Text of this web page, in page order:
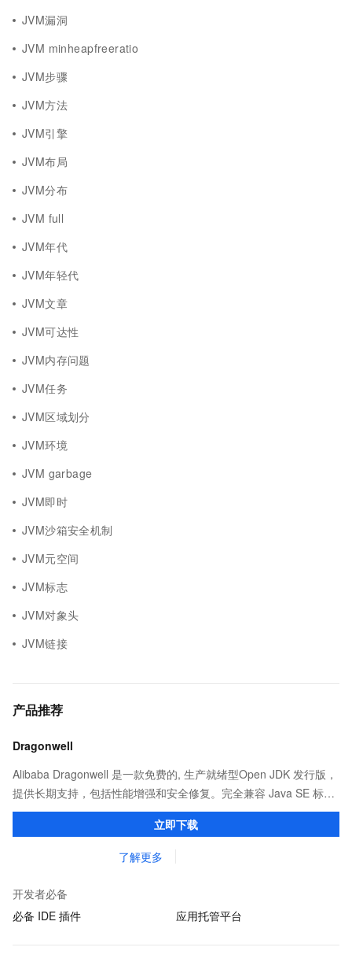
JVM漏洞
JVM minheapfreeratio
JVM步骤
JVM方法
JVM引擎
JVM布局
JVM分布
JVM full
JVM年代
JVM年轻代
JVM文章
JVM可达性
JVM内存问题
JVM任务
JVM区域划分
JVM环境
JVM garbage
JVM即时
JVM沙箱安全机制
JVM元空间
JVM标志
JVM对象头
JVM链接
产品推荐
Dragonwell
Alibaba Dragonwell 是一款免费的, 生产就绪型Open JDK 发行版，
提供长期支持，包括性能增强和安全修复。完全兼容 Java SE 标
准，您可以在任何常用操作系统（包括 Linux、Windows 和
macOS）上开发 Java 应用程序。立即下载
了解更多
开发者必备
必备 IDE 插件
应用托管平台